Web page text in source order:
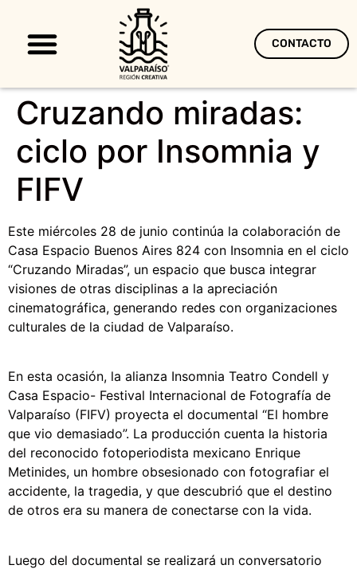
CONTACTO
Cruzando miradas:
ciclo por Insomnia y
FIFV
Este miércoles 28 de junio continúa la colaboración de
Casa Espacio Buenos Aires 824 con Insomnia en el ciclo
“Cruzando Miradas”, un espacio que busca integrar
visiones de otras disciplinas a la apreciación
cinematográfica, generando redes con organizaciones
culturales de la ciudad de Valparaíso.
En esta ocasión, la alianza Insomnia Teatro Condell y
Casa Espacio- Festival Internacional de Fotografía de
Valparaíso (FIFV) proyecta el documental “El hombre
que vio demasiado”. La producción cuenta la historia
del reconocido fotoperiodista mexicano Enrique
Metinides, un hombre obsesionado con fotografiar el
accidente, la tragedia, y que descubrió que el destino
de otros era su manera de conectarse con la vida.
Luego del documental se realizará un conversatorio